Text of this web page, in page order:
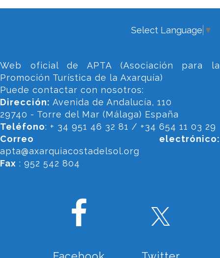
Select Language ▼
Web oficial de APTA (Asociación para la
Promoción Turística de la Axarquía)
Puede contactar con nosotros:
Dirección: Avenida de Andalucía, 110
29740 - Torre del Mar (Málaga) España
Teléfono: + 34 951 46 32 81 / +34 654 11 03 29
Correo electrónico:
apta@axarquiacostadelsol.org
Fax : 952 542 804